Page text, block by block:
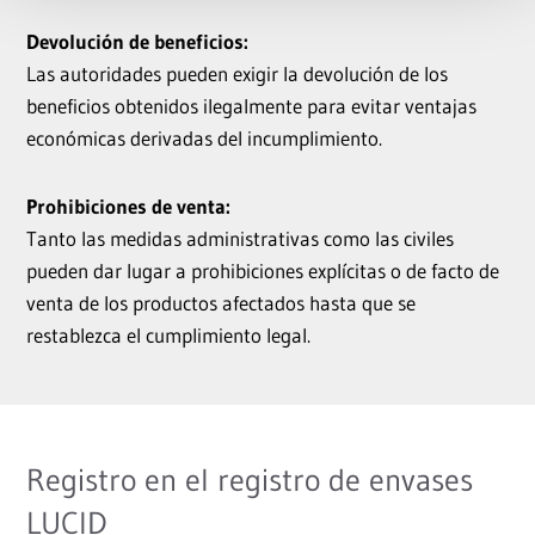
Devolución de beneficios:
Las autoridades pueden exigir la devolución de los
beneficios obtenidos ilegalmente para evitar ventajas
económicas derivadas del incumplimiento.
Prohibiciones de venta:
Tanto las medidas administrativas como las civiles
pueden dar lugar a prohibiciones explícitas o de facto de
venta de los productos afectados hasta que se
restablezca el cumplimiento legal.
Registro en el registro de envases
LUCID